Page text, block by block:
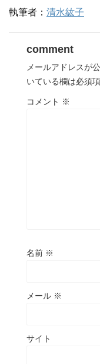
執筆者： 清水紘子
comment
メールアドレスが
いている欄は必須
コメント ※
名前 ※
メール ※
サイト